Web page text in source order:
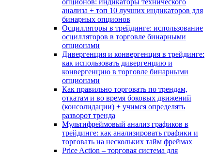
опционов: индикаторы технического
анализа + топ 10 лучших индикаторов для
бинарных опционов
Осцилляторы в трейдинге: использование
осцилляторов в торговле бинарными
опционами
Дивергенция и конвергенция в трейдинге:
как использовать дивергенцию и
конвергенцию в торговле бинарными
опционами
Как правильно торговать по трендам,
откатам и во время боковых движений
(консолидации) + учимся определять
разворот тренда
Мультифреймовый анализ графиков в
трейдинге: как анализировать графики и
торговать на нескольких тайм фреймах
Price Action – торговая система для